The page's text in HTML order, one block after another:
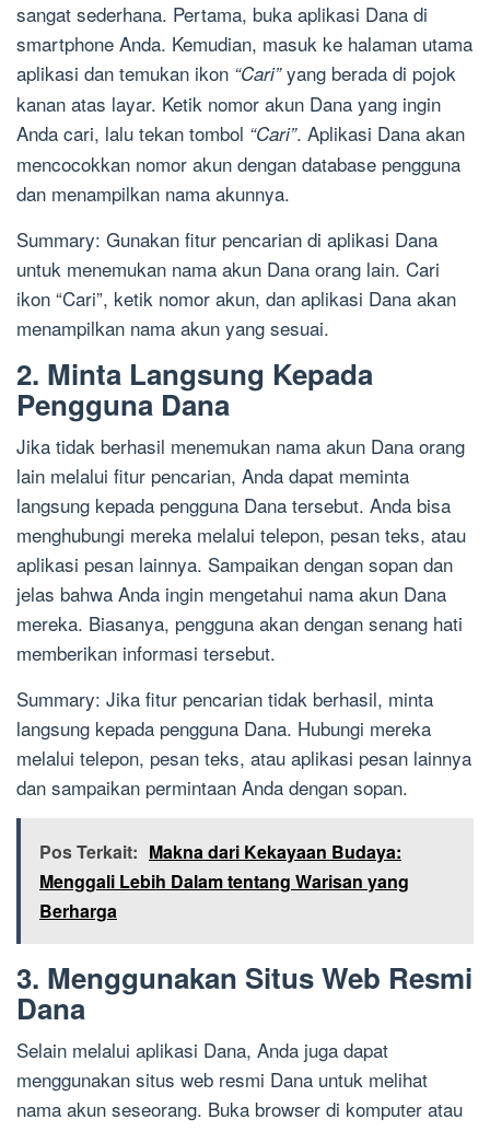
sangat sederhana. Pertama, buka aplikasi Dana di
smartphone Anda. Kemudian, masuk ke halaman utama
aplikasi dan temukan ikon “Cari”yang berada di pojok
kanan atas layar. Ketik nomor akun Dana yang ingin
Anda cari, lalu tekan tombol “Cari”. Aplikasi Dana akan
mencocokkan nomor akun dengan database pengguna
dan menampilkan nama akunnya.
Summary: Gunakan fitur pencarian di aplikasi Dana
untuk menemukan nama akun Dana orang lain. Cari
ikon “Cari”, ketik nomor akun, dan aplikasi Dana akan
menampilkan nama akun yang sesuai.
2. Minta Langsung Kepada
Pengguna Dana
Jika tidak berhasil menemukan nama akun Dana orang
lain melalui fitur pencarian, Anda dapat meminta
langsung kepada pengguna Dana tersebut. Anda bisa
menghubungi mereka melalui telepon, pesan teks, atau
aplikasi pesan lainnya. Sampaikan dengan sopan dan
jelas bahwa Anda ingin mengetahui nama akun Dana
mereka. Biasanya, pengguna akan dengan senang hati
memberikan informasi tersebut.
Summary: Jika fitur pencarian tidak berhasil, minta
langsung kepada pengguna Dana. Hubungi mereka
melalui telepon, pesan teks, atau aplikasi pesan lainnya
dan sampaikan permintaan Anda dengan sopan.
Pos Terkait: Makna dari Kekayaan Budaya:
Menggali Lebih Dalam tentang Warisan yang
Berharga
3. Menggunakan Situs Web Resmi
Dana
Selain melalui aplikasi Dana, Anda juga dapat
menggunakan situs web resmi Dana untuk melihat
nama akun seseorang. Buka browser di komputer atau